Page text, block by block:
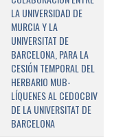
LA UNIVERSIDAD DE
MURCIA Y LA
UNIVERSITAT DE
BARCELONA, PARA LA
CESIÓN TEMPORAL DEL
HERBARIO MUB-
LÍQUENES AL CEDOCBIV
DE LA UNIVERSITAT DE
BARCELONA